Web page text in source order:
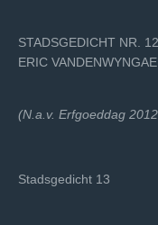
STADSGEDICHT NR.
ERIC
(N.a.v. Erfgoeddag 2012
Stadsgedicht 13